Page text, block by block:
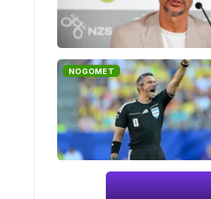
NOGOMET